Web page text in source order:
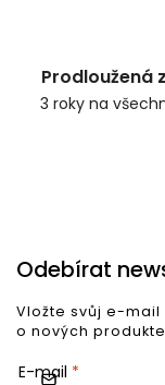
Prodloužená
3 roky na
Odebírat
Vložte svůj e-
o nových
E-mail